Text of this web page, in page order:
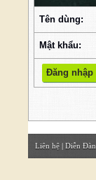
Tên dùng:
Mật khẩu:
Liên hệ | Diễn Đàn